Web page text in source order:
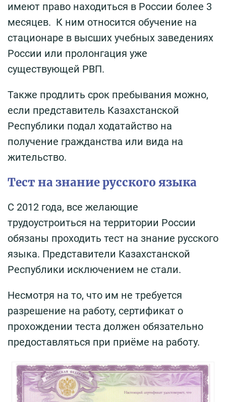
имеют право находиться в России более 3
месяцев. К ним относится обучение на
стационаре в высших учебных заведениях
России или пролонгация уже
существующей РВП.
Также продлить срок пребывания можно,
если представитель Казахстанской
Республики подал ходатайство на
получение гражданства или вида на
жительство.
Тест на знание русского языка
С 2012 года, все желающие
трудоустроиться на территории России
обязаны проходить тест на знание русского
языка. Представители Казахстанской
Республики исключением не стали.
Несмотря на то, что им не требуется
разрешение на работу, сертификат о
прохождении теста должен обязательно
предоставляться при приёме на работу.